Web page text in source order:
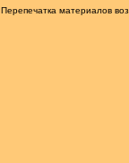
Перепечатка материалов